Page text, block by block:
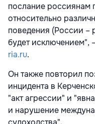
послание россиянам
относительно
поведения (России –
будет исключением",
ria.ru.
Он также повторил
инцидента в
"акт агрессии" и
и нарушение